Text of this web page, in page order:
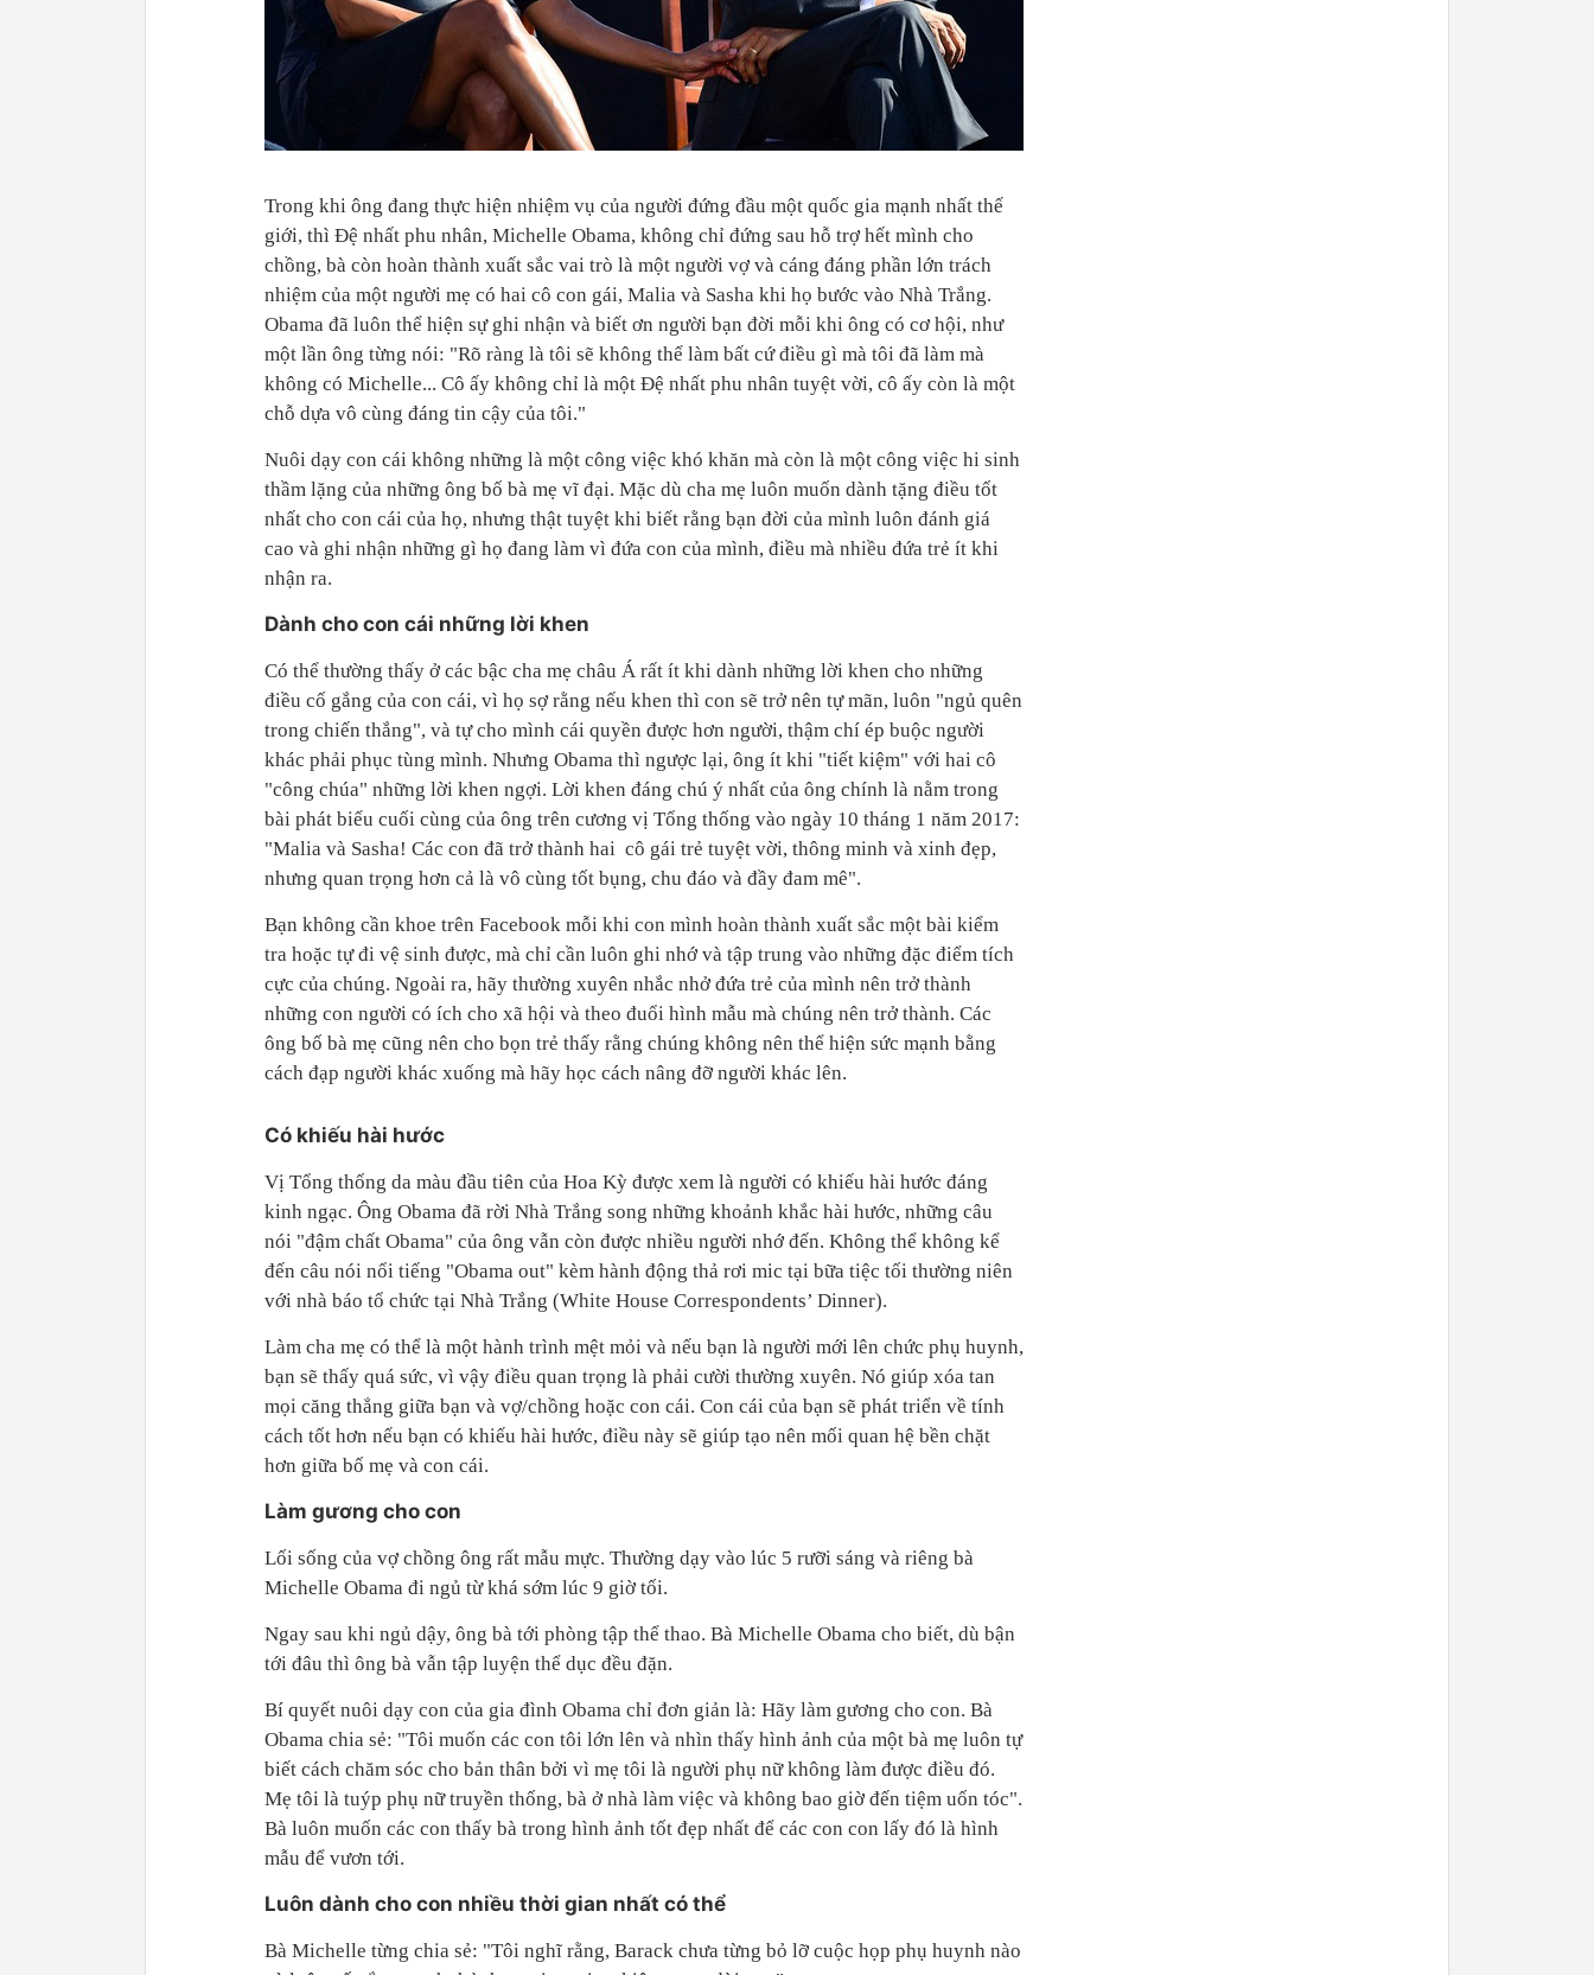
Trong khi ông đang thực hiện nhiệm vụ của người đứng đầu một quốc gia mạnh nhất thế
giới, thì Đệ nhất phu nhân, Michelle Obama, không chỉ đứng sau hỗ trợ hết mình cho
chồng, bà còn hoàn thành xuất sắc vai trò là một người vợ và cáng đáng phần lớn trách
nhiệm của một người mẹ có hai cô con gái, Malia và Sasha khi họ bước vào Nhà Trắng.
Obama đã luôn thể hiện sự ghi nhận và biết ơn người bạn đời mỗi khi ông có cơ hội, như
một lần ông từng nói: "Rõ ràng là tôi sẽ không thể làm bất cứ điều gì mà tôi đã làm mà
không có Michelle... Cô ấy không chỉ là một Đệ nhất phu nhân tuyệt vời, cô ấy còn là một
chỗ dựa vô cùng đáng tin cậy của tôi."
Nuôi dạy con cái không những là một công việc khó khăn mà còn là một công việc hi sinh
thầm lặng của những ông bố bà mẹ vĩ đại. Mặc dù cha mẹ luôn muốn dành tặng điều tốt
nhất cho con cái của họ, nhưng thật tuyệt khi biết rằng bạn đời của mình luôn đánh giá
cao và ghi nhận những gì họ đang làm vì đứa con của mình, điều mà nhiều đứa trẻ ít khi
nhận ra.
Dành cho con cái những lời khen
Có thể thường thấy ở các bậc cha mẹ châu Á rất ít khi dành những lời khen cho những
điều cố gắng của con cái, vì họ sợ rằng nếu khen thì con sẽ trở nên tự mãn, luôn "ngủ quên
trong chiến thắng", và tự cho mình cái quyền được hơn người, thậm chí ép buộc người
khác phải phục tùng mình. Nhưng Obama thì ngược lại, ông ít khi "tiết kiệm" với hai cô
"công chúa" những lời khen ngợi. Lời khen đáng chú ý nhất của ông chính là nằm trong
bài phát biểu cuối cùng của ông trên cương vị Tổng thống vào ngày 10 tháng 1 năm 2017:
"Malia và Sasha! Các con đã trở thành hai cô gái trẻ tuyệt vời, thông minh và xinh đẹp,
nhưng quan trọng hơn cả là vô cùng tốt bụng, chu đáo và đầy đam mê".
Bạn không cần khoe trên Facebook mỗi khi con mình hoàn thành xuất sắc một bài kiểm
tra hoặc tự đi vệ sinh được, mà chỉ cần luôn ghi nhớ và tập trung vào những đặc điểm tích
cực của chúng. Ngoài ra, hãy thường xuyên nhắc nhở đứa trẻ của mình nên trở thành
những con người có ích cho xã hội và theo đuổi hình mẫu mà chúng nên trở thành. Các
ông bố bà mẹ cũng nên cho bọn trẻ thấy rằng chúng không nên thể hiện sức mạnh bằng
cách đạp người khác xuống mà hãy học cách nâng đỡ người khác lên.
Có khiếu hài hước
Vị Tổng thống da màu đầu tiên của Hoa Kỳ được xem là người có khiếu hài hước đáng
kinh ngạc. Ông Obama đã rời Nhà Trắng song những khoảnh khắc hài hước, những câu
nói "đậm chất Obama" của ông vẫn còn được nhiều người nhớ đến. Không thể không kể
đến câu nói nổi tiếng "Obama out" kèm hành động thả rơi mic tại bữa tiệc tối thường niên
với nhà báo tổ chức tại Nhà Trắng (White House Correspondents’ Dinner).
Làm cha mẹ có thể là một hành trình mệt mỏi và nếu bạn là người mới lên chức phụ huynh,
bạn sẽ thấy quá sức, vì vậy điều quan trọng là phải cười thường xuyên. Nó giúp xóa tan
mọi căng thẳng giữa bạn và vợ/chồng hoặc con cái. Con cái của bạn sẽ phát triển về tính
cách tốt hơn nếu bạn có khiếu hài hước, điều này sẽ giúp tạo nên mối quan hệ bền chặt
hơn giữa bố mẹ và con cái.
Làm gương cho con
Lối sống của vợ chồng ông rất mẫu mực. Thường dạy vào lúc 5 rưỡi sáng và riêng bà
Michelle Obama đi ngủ từ khá sớm lúc 9 giờ tối.
Ngay sau khi ngủ dậy, ông bà tới phòng tập thể thao. Bà Michelle Obama cho biết, dù bận
tới đâu thì ông bà vẫn tập luyện thể dục đều đặn.
Bí quyết nuôi dạy con của gia đình Obama chỉ đơn giản là: Hãy làm gương cho con. Bà
Obama chia sẻ: "Tôi muốn các con tôi lớn lên và nhìn thấy hình ảnh của một bà mẹ luôn tự
biết cách chăm sóc cho bản thân bởi vì mẹ tôi là người phụ nữ không làm được điều đó.
Mẹ tôi là tuýp phụ nữ truyền thống, bà ở nhà làm việc và không bao giờ đến tiệm uốn tóc".
Bà luôn muốn các con thấy bà trong hình ảnh tốt đẹp nhất để các con con lấy đó là hình
mẫu để vươn tới.
Luôn dành cho con nhiều thời gian nhất có thể
Bà Michelle từng chia sẻ: "Tôi nghĩ rằng, Barack chưa từng bỏ lỡ cuộc họp phụ huynh nào